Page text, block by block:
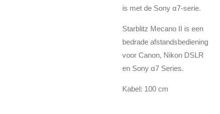
is met de Sony α7-serie.
Starblitz Mecano II is een
bedrade afstandsbediening
voor Canon, Nikon DSLR
en Sony α7 Series.
Kabel: 100 cm